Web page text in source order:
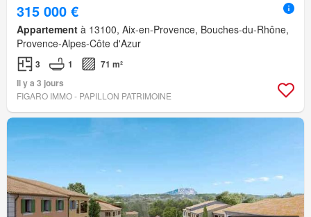
315 000 €
Appartement à 13100, Aix-en-Provence, Bouches-du-Rhône,
Provence-Alpes-Côte d'Azur
3 1
71 m²
Il y a 3 jours
FIGARO IMMO - PAPILLON PATRIMOINE